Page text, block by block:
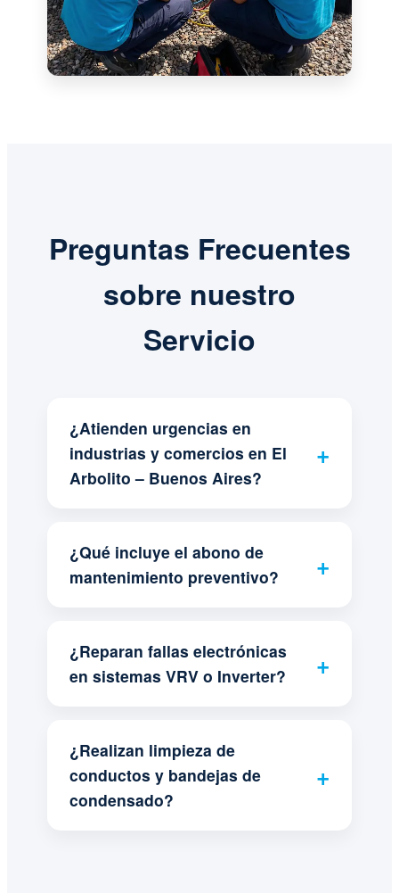
Preguntas Frecuentes
sobre nuestro
Servicio
¿Atienden urgencias en
industrias y comercios en El
Arbolito – Buenos Aires?
¿Qué incluye el abono de
mantenimiento preventivo?
¿Reparan fallas electrónicas
en sistemas VRV o Inverter?
¿Realizan limpieza de
conductos y bandejas de
condensado?